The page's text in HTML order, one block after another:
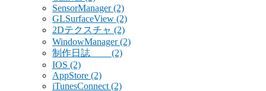
SensorManager(2)
GLSurfaceView (2)
2Dテクスチャ (2)
WindowManager(2)
制作日誌 (2)
IOS (2)
AppStore (2)
iTunesConnect (2)